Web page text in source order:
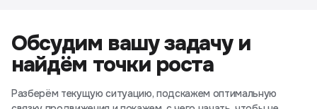
Обсудим вашу задачу и
найдём точки роста
Разберём текущую ситуацию, подскажем оптимальную